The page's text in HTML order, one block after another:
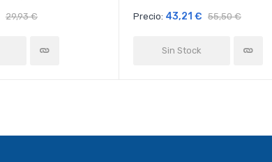
29,93 € Precio: 43,21 € 55,50 €
Sin Stock